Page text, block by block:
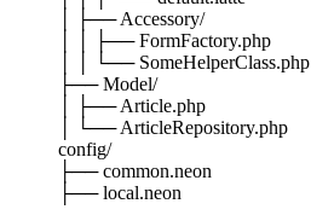
│ ├── Accessory/
│ │ ├── FormFactory.php
│ │ └── SomeHelperClass.php
├── Model/
│ ├── Article.php
│ └── ArticleRepository.php
config/
├── common.neon
├── local.neon